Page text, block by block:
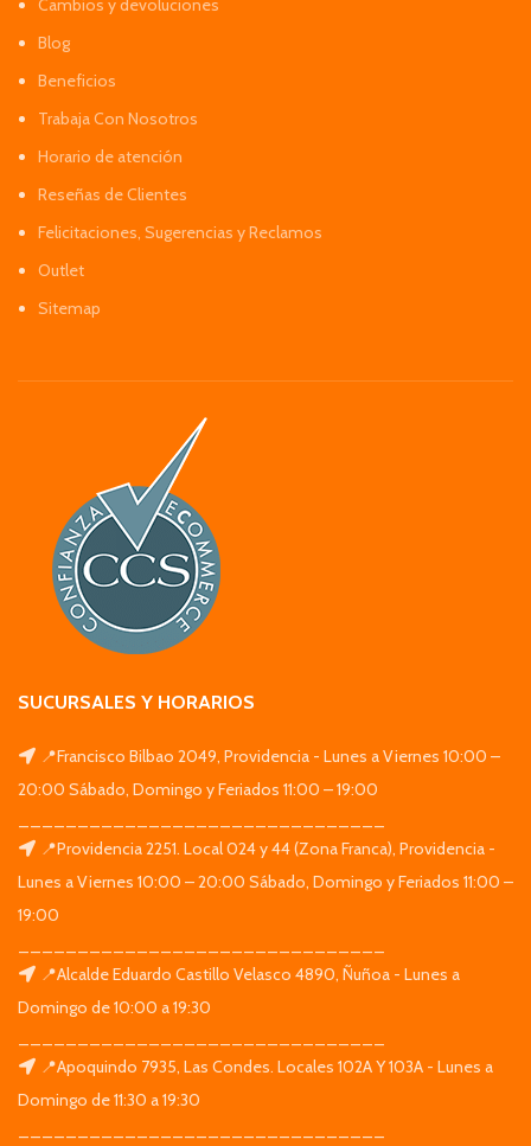
Cambios y devoluciones
Blog
Beneficios
Trabaja Con Nosotros
Horario de atención
Reseñas de Clientes
Felicitaciones, Sugerencias y Reclamos
Outlet
Sitemap
SUCURSALES Y HORARIOS
📍Francisco Bilbao 2049, Providencia - Lunes a Viernes 10:00 –
20:00 Sábado, Domingo y Feriados 11:00 – 19:00
📍Providencia 2251. Local 024 y 44 (Zona Franca), Providencia -
Lunes a Viernes 10:00 – 20:00 Sábado, Domingo y Feriados 11:00 –
19:00
📍Alcalde Eduardo Castillo Velasco 4890, Ñuñoa - Lunes a
Domingo de 10:00 a 19:30
📍Apoquindo 7935, Las Condes. Locales 102A Y 103A - Lunes a
Domingo de 11:30 a 19:30